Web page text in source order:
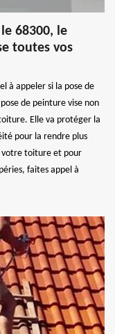
68300, le
toutes vos
à appeler si la pose de
de peinture vise non
Elle va protéger la
pour la rendre plus
votre toiture et pour
faites appel à